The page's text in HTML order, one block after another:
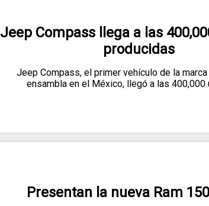
Jeep Compass llega a las
producidas
Jeep Compass, el primer vehículo de la
ensambla en el México, llegó a las 400,000
Presentan la nueva Ram